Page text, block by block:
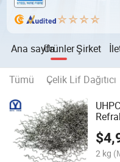
Ana sayfaÜrünlerŞirket
Tümü Çelik Lif Dağıtıcı
$
2 kg